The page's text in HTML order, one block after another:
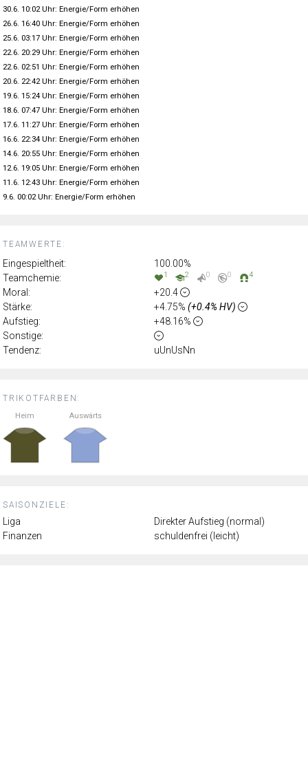
TRIKOTFARBEN:
Heim Auswärts
SAISONZIELE:
Liga
Direkter Aufstieg (normal)
Finanzen
schuldenfrei (leicht)
TEAMWERTE:
Eingespieltheit:
100.00%
Teamchemie:
1 2 0 0 4
Moral:
+20.4
Stärke:
+4.75% (+0.4% HV)
Aufstieg:
+48.16%
Sonstige:
Tendenz:
uUnUsNn
30.6. 10:02 Uhr: Energie/Form erhöhen
26.6. 16:40 Uhr: Energie/Form erhöhen
25.6. 03:17 Uhr: Energie/Form erhöhen
22.6. 20:29 Uhr: Energie/Form erhöhen
22.6. 02:51 Uhr: Energie/Form erhöhen
20.6. 22:42 Uhr: Energie/Form erhöhen
19.6. 15:24 Uhr: Energie/Form erhöhen
18.6. 07:47 Uhr: Energie/Form erhöhen
17.6. 11:27 Uhr: Energie/Form erhöhen
16.6. 22:34 Uhr: Energie/Form erhöhen
14.6. 20:55 Uhr: Energie/Form erhöhen
12.6. 19:05 Uhr: Energie/Form erhöhen
11.6. 12:43 Uhr: Energie/Form erhöhen
9.6. 00:02 Uhr: Energie/Form erhöhen